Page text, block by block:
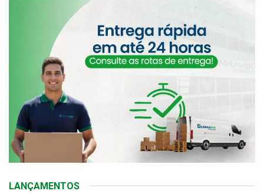
LANÇAMENTOS